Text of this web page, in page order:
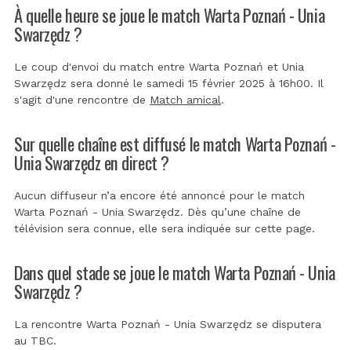
À quelle heure se joue le match Warta Poznań - Unia
Swarzędz ?
Le coup d'envoi du match entre Warta Poznań et Unia
Swarzędz sera donné le samedi 15 février 2025 à 16h00. Il
s'agit d'une rencontre de Match amical.
Sur quelle chaîne est diffusé le match Warta Poznań -
Unia Swarzędz en direct ?
Aucun diffuseur n’a encore été annoncé pour le match
Warta Poznań - Unia Swarzędz. Dès qu’une chaîne de
télévision sera connue, elle sera indiquée sur cette page.
Dans quel stade se joue le match Warta Poznań - Unia
Swarzędz ?
La rencontre Warta Poznań - Unia Swarzędz se disputera
au TBC.